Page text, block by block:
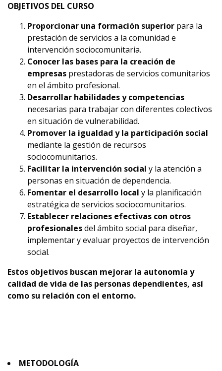
OBJETIVOS DEL CURSO
Proporcionar una formación superior para la
prestación de servicios a la comunidad e
intervención sociocomunitaria.
Conocer las bases para la creación de
empresas prestadoras de servicios comunitarios
en el ámbito profesional.
Desarrollar habilidades y competencias
necesarias para trabajar con diferentes colectivos
en situación de vulnerabilidad.
Promover la igualdad y la participación social
mediante la gestión de recursos
sociocomunitarios.
Facilitar la intervención social y la atención a
personas en situación de dependencia.
Fomentar el desarrollo local y la planificación
estratégica de servicios sociocomunitarios.
Establecer relaciones efectivas con otros
profesionalesdel ámbito social para diseñar,
implementar y evaluar proyectos de intervención
social.
Estos objetivos buscan mejorar la autonomía y
calidad de vida de las personas dependientes, así
como su relación con el entorno.
METODOLOGÍA